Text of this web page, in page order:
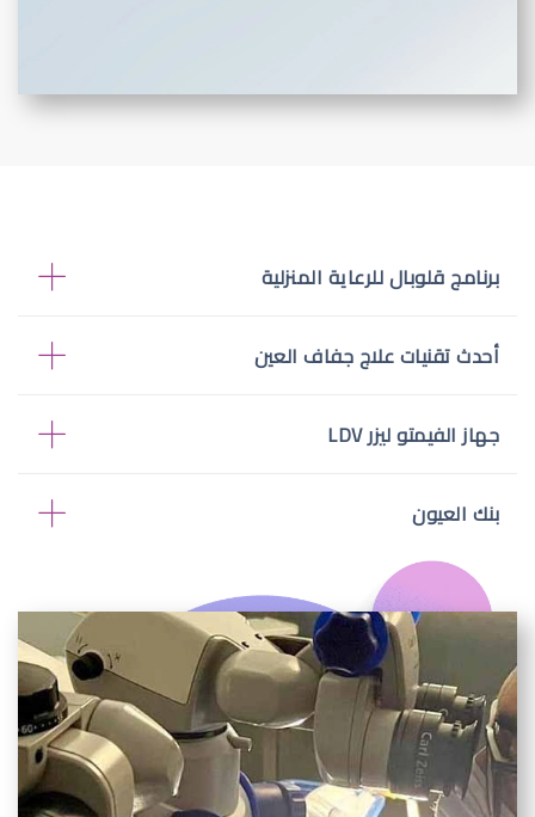
برنامج قلوبال للرعاية المنزلية
أحدث تقنيات علاج جفاف العين
جهاز الفيمتو ليزر LDV
بنك العيون